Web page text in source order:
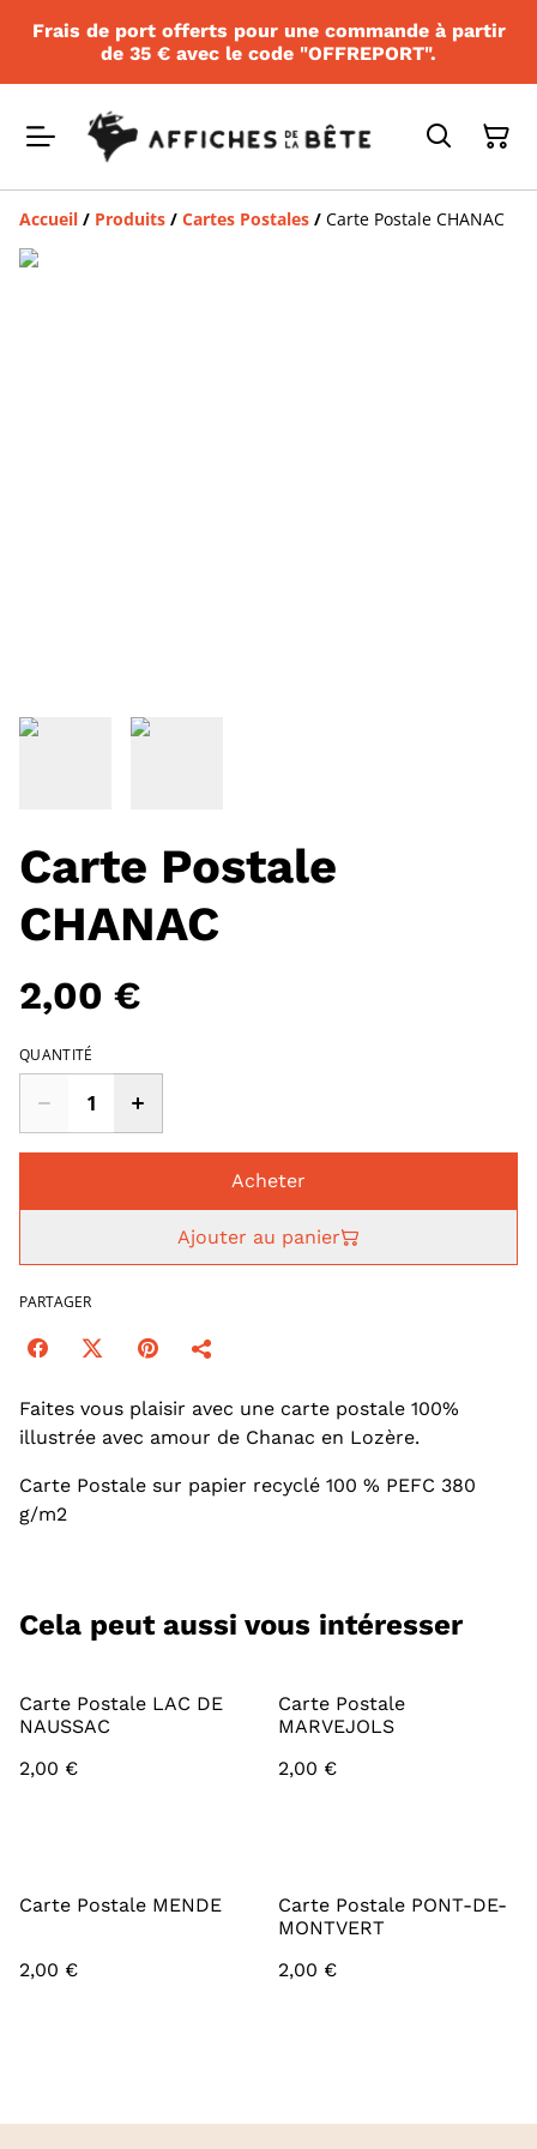
Frais de port offerts pour une commande à partir
de 35 € avec le code "OFFREPORT".
Accueil / Produits / Cartes Postales / Carte Postale CHANAC
Carte Postale
CHANAC
2,00 €
QUANTITÉ
Acheter
Ajouter au panier
PARTAGER
Faites vous plaisir avec une carte postale 100%
illustrée avec amour de Chanac en Lozère.
Carte Postale sur papier recyclé 100 % PEFC 380
g/m2
Cela peut aussi vous intéresser
Carte Postale LAC DE
NAUSSAC
2,00 €
Carte Postale
MARVEJOLS
2,00 €
Carte Postale MENDE
2,00 €
Carte Postale PONT-DE-
MONTVERT
2,00 €